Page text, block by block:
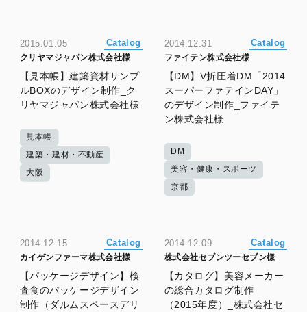
2015.01.05 Catalog
クリヤマジャパン株式会社様
【見本帳】建築資材サンプ
ルBOXのデザイン制作_ク
リヤマジャパン株式会社様
見本帳
建築・建材・不動産
大阪
2014.12.31 Catalog
ファイテン株式会社様
【DM】V折圧着DM「2014
スーパーファテインDAY」
のデザイン制作_ファイテ
ン株式会社様
DM
美容・健康・スポーツ
京都
2014.12.15 Catalog
カイゲンファーマ株式会社様
【パッケージデザイン】検
査食のパッケージデザイン
制作（ダルムスペースデリ
2014.12.09 Catalog
株式会社セブンツーセブン様
【カタログ】美容メーカー
の総合カタログ制作
（2015年度）_株式会社セ